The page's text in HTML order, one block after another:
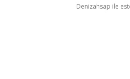
Denizahsap ile